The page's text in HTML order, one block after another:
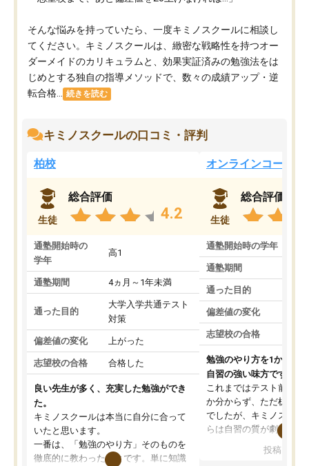
そんな悩みを持っていたら、一度キミノスクールに相談し
てください。キミノスクールは、緻密な戦略性を持つオー
ダーメイドのカリキュラムと、効果実証済みの勉強法をは
じめとする独自の指導メソッドで、数々の成績アップ・逆
転合格...
続きを読む
キミノスクールの口コミ・評判
柏校
生徒
総合評価
4.2
通塾開始時の
学年
高1
通塾期間 4ヵ月～1年未満
通った目的
大学入学共通テスト
対策
偏差値の変化 上がった
志望校の合格 合格した
良い先生が多く、充実した勉強ができ
た。
キミノスクールは本当に自分に合って
いたと思います。
一番は、「勉強のやり方」そのものを
徹底的に教わったことです。単に知識
オンラインコース
生徒
総合評価
通塾開始時の学年
通塾期間
通った目的
偏差値の変化
志望校の合格
勉強のやり方を1から教
自習の強い味方です。
これまではテスト前に何
か分からず、ただ机に座
でしたが、キミノスクー
らは自習の質が劇的に変
を明確にしてくれるの
投稿日：